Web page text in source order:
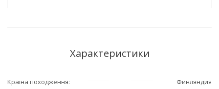
Характеристики
Країна походження
Финляндия